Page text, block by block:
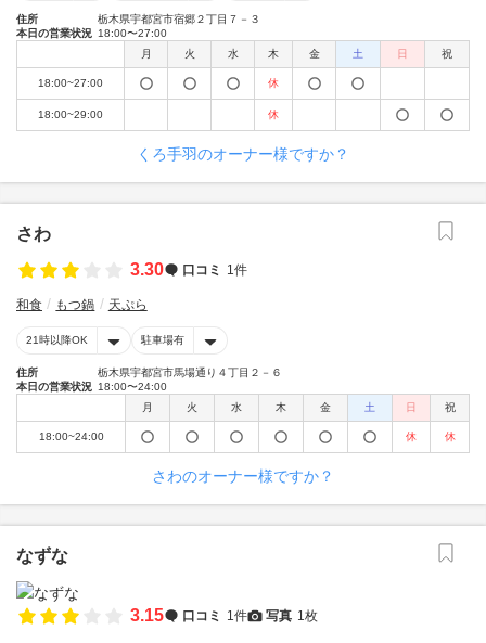
住所
栃木県宇都宮市宿郷２丁目７－３
本日の営業状況 18:00〜27:00
月
火 水 木 金 土 日 祝
18:00~27:00 休
18:00~29:00 休
くろ手羽のオーナー様ですか？
さわ
3.30
口コミ 1件
和食 もつ鍋 天ぷら
21時以降OK 駐車場有
住所
栃木県宇都宮市馬場通り４丁目２－６
本日の営業状況 18:00〜24:00
月
火 水 木 金 土 日 祝
18:00~24:00 休 休
さわのオーナー様ですか？
なずな
3.15 口コミ 1件 写真 1枚